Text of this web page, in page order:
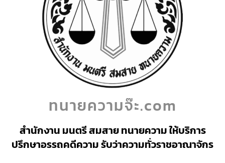
ทนายความจ๊ะ.com
สำนักงาน มนตรี สมสาย ทนายความ ให้บริการ
ปรึกษาอรรถคดีความ รับว่าความทั่วราชอาณาจักร